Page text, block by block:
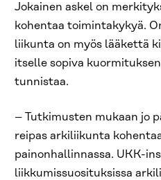
Jokainen askel on
kohentaa toimintakykyä.
liikunta on myös lääkettä
itselle sopiva
tunnistaa.
– Tutkimusten mukaan jo
reipas arkiliikunta
painonhallinnassa. UKK-
liikkumissuosituksissa